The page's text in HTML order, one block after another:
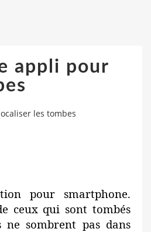
appli pour
les tombes
pour smartphone.
ceux qui sont tombés
sombrent pas dans